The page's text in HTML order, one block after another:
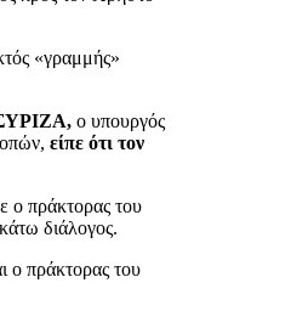
«γραμμής»
ο υπουργός
είπε ότι τον
ο πράκτορας του
διάλογος.
ο πράκτορας του